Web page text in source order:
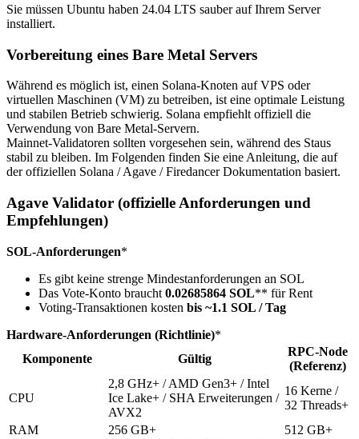
Sie müssen Ubuntu haben 24.04 LTS sauber auf Ihrem Server
installiert.
Vorbereitung eines Bare Metal Servers
Während es möglich ist, einen Solana-Knoten auf VPS oder
virtuellen Maschinen (VM) zu betreiben, ist eine optimale Leistung
und stabilen Betrieb schwierig. Solana empfiehlt offiziell die
Verwendung von Bare Metal-Servern.
Mainnet-Validatoren sollten vorgesehen sein, während des Staus
stabil zu bleiben. Im Folgenden finden Sie eine Anleitung, die auf
der offiziellen Solana / Agave / Firedancer Dokumentation basiert.
Agave Validator (offizielle Anforderungen und
Empfehlungen)
SOL-Anforderungen*
Es gibt keine strenge Mindestanforderungen an SOL
Das Vote-Konto braucht 0.02685864 SOL** für Rent
Voting-Transaktionen kosten bis ~1.1 SOL / Tag
Hardware-Anforderungen (Richtlinie)*
Komponente
Gültig
RPC-Node
(Referenz)
CPU
2,8 GHz+ / AMD Gen3+ / Intel
Ice Lake+ / SHA Erweiterungen /
AVX2
16 Kerne /
32 Threads+
RAM
256 GB+ 512 GB+